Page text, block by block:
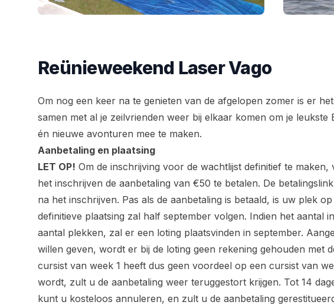
Reünieweekend Laser Vago
Om nog een keer na te genieten van de afgelopen zomer is er
samen met al je zeilvrienden weer bij elkaar komen om je
én nieuwe avonturen mee te maken.
Aanbetaling en plaatsing
LET OP! Om de inschrijving voor de wachtlijst definitief te
het inschrijven de aanbetaling van €50 te betalen. De
na het inschrijven. Pas als de aanbetaling is betaald, is uw plek
definitieve plaatsing zal half september volgen. Indien het aantal
aantal plekken, zal er een loting plaatsvinden in september.
willen geven, wordt er bij de loting geen rekening gehouden met
cursist van week 1 heeft dus geen voordeel op een cursist van
wordt, zult u de aanbetaling weer teruggestort krijgen. Tot 14
kunt u kosteloos annuleren, en zult u de aanbetaling